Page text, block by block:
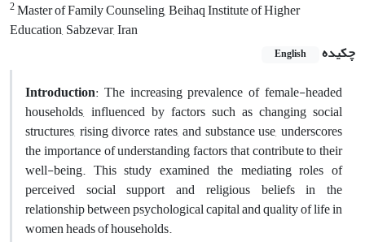
2Master of Family Counseling, Beihaq Institute of Higher
Education, Sabzevar, Iran
چکیده
English
Introduction: The increasing prevalence of female-headed
households, influenced by factors such as changing social
structures, rising divorce rates, and substance use, underscores
the importance of understanding factors that contribute to their
well-being. This study examined the mediating roles of
perceived social support and religious beliefs in the
relationship between psychological capital and quality of life in
women heads of households.